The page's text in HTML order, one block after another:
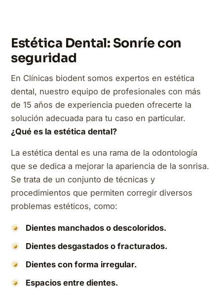
Estética Dental: Sonríe con
seguridad
En Clínicas biodent somos expertos en estética
dental, nuestro equipo de profesionales con más
de 15 años de experiencia pueden ofrecerte la
solución adecuada para tu caso en particular.
¿Qué es la estética dental?
La estética dental es una rama de la odontología
que se dedica a mejorar la apariencia de la sonrisa.
Se trata de un conjunto de técnicas y
procedimientos que permiten corregir diversos
problemas estéticos, como:
Dientes manchados o descoloridos.
Dientes desgastados o fracturados.
Dientes con forma irregular.
Espacios entre dientes.